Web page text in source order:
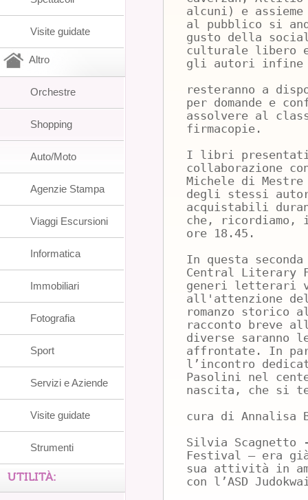
alcuni) e
al pubblico si
gusto della
culturale libero
gli autori infine
resteranno a
per domande e
assolvere al
firmacopie.
I libri
collaborazione
Michele di
degli stessi
acquistabili
che,
ore 18.45.
In questa
Central Literary
generi letterari
all'attenzione
romanzo
racconto breve
diverse saranno
affrontate. In
l’incontro
Pasolini nel
nascita, che si
cura di Annalisa
Silvia Scagnetto
Festival – era
sua attività in
con l’ASD
Visite guidate
Altro
Orchestre
Shopping
Auto/Moto
Agenzie Stampa
Viaggi Escursioni
Informatica
Immobiliari
Fotografia
Sport
Servizi e Aziende
Visite guidate
Strumenti
UTILITÀ: